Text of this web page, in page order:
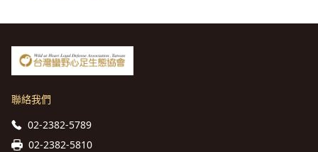
聯絡我們
02-2382-5789
02-2382-5810